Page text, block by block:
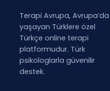
Terapi Avrupa, Avrupa’da
yaşayan Türklere özel
Türkçe online terapi
platformudur. Türk
psikologlarla güvenilir
destek.